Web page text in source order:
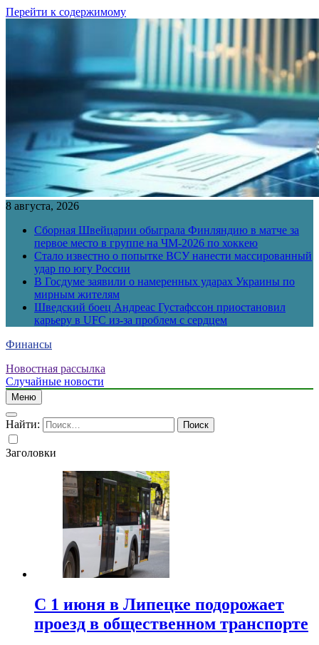
Перейти к содержимому
8 августа, 2026
Сборная Швейцарии обыграла Финляндию в матче за
первое место в группе на ЧМ-2026 по хоккею
Стало известно о попытке ВСУ нанести массированный
удар по югу России
В Госдуме заявили о намеренных ударах Украины по
мирным жителям
Шведский боец Андреас Густафссон приостановил
карьеру в UFC из-за проблем с сердцем
Финансы
Новостная рассылка
Случайные новости
Меню
Найти:
Заголовки
С 1 июня в Липецке подорожает
проезд в общественном транспорте